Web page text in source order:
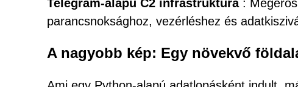
Telegram-alapú C2 infrastruktúra:
parancsnoksághoz, vezérléshez és
A nagyobb kép: Egy növekvő